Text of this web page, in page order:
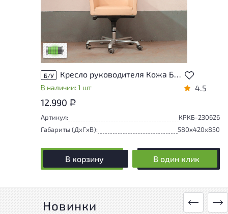
У товара присутствуют незначительные
следы эксплуатации, не влияющие на
удобство его использования
Низкая степень износа
Б/У Кресло руководителя Кожа Бежевый Италия
В наличии: 1 шт 4.5
12.990 Р
Артикул:
КРКБ-230626
Габариты (ДxГxВ):
580x420x850
В корзину В один клик
Новинки